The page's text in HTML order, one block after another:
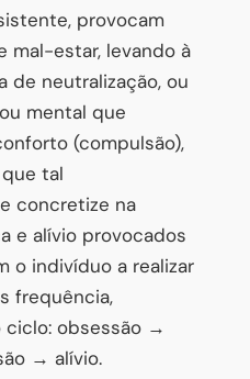
provocam
mal-estar, levando à
de neutralização, ou
mental que
(compulsão),
tal
concretize na
e alívio provocados
o indivíduo a realizar
frequência,
ciclo: obsessão →
→ alívio.